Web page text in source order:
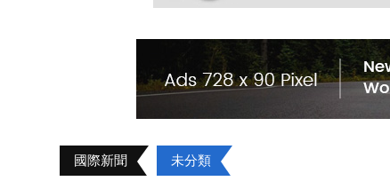
國際新聞 未分類